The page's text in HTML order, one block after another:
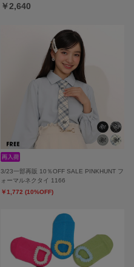
￥2,640
3/23一部再販 10％OFF SALE PINKHUNT フ
ォーマルネクタイ 1166
￥1,772 (10%OFF)